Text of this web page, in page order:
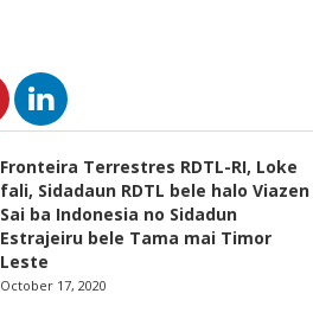
Fronteira Terrestres RDTL-RI, Loke
fali, Sidadaun RDTL bele halo Viazen
Sai ba Indonesia no Sidadun
Estrajeiru bele Tama mai Timor
Leste
October 17, 2020